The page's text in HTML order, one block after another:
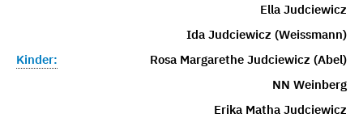
Ella Judciewicz
Ida Judciewicz (Weissmann)
Kinder:
Rosa Margarethe Judciewicz (Abel)
NN Weinberg
Erika Matha Judciewicz